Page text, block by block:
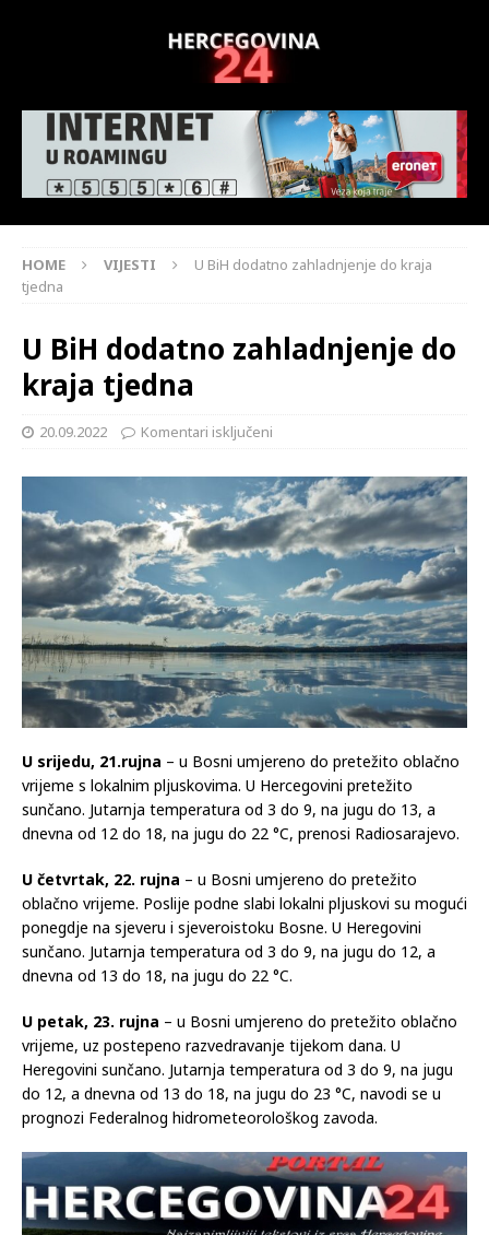
HOME VIJESTI
U BiH dodatno zahladnjenje do kraja
tjedna
U BiH dodatno zahladnjenje do
kraja tjedna
20.09.2022 Komentari isključeni
U srijedu, 21.rujna – u Bosni umjereno do pretežito oblačno
vrijeme s lokalnim pljuskovima. U Hercegovini pretežito
sunčano. Jutarnja temperatura od 3 do 9, na jugu do 13, a
dnevna od 12 do 18, na jugu do 22 °C, prenosi Radiosarajevo.
U četvrtak, 22. rujna – u Bosni umjereno do pretežito
oblačno vrijeme. Poslije podne slabi lokalni pljuskovi su mogući
ponegdje na sjeveru i sjeveroistoku Bosne. U Heregovini
sunčano. Jutarnja temperatura od 3 do 9, na jugu do 12, a
dnevna od 13 do 18, na jugu do 22 °C.
U petak, 23. rujna – u Bosni umjereno do pretežito oblačno
vrijeme, uz postepeno razvedravanje tijekom dana. U
Heregovini sunčano. Jutarnja temperatura od 3 do 9, na jugu
do 12, a dnevna od 13 do 18, na jugu do 23 °C, navodi se u
prognozi Federalnog hidrometeorološkog zavoda.